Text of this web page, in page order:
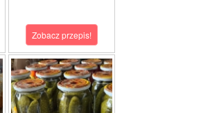
Zobacz przepis!